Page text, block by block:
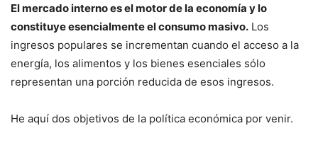
El mercado interno es el motor de la economía y lo
constituye esencialmente el consumo masivo. Los
ingresos populares se incrementan cuando el acceso a la
energía, los alimentos y los bienes esenciales sólo
representan una porción reducida de esos ingresos.
He aquí dos objetivos de la política económica por venir.